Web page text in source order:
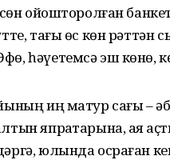
ойошторолған
тағы өс көн
һәүетемсә эш көнө,
иң матур сағы –
япраҡтарына, аяҡ
юлында осраған